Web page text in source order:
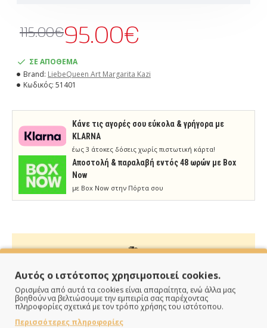
ΣΕ ΑΠΟΘΕΜΑ
Brand: LiebeQueen Art Margarita Kazi
Κωδικός: 51401
95.00€
115.00€
Κάνε τις αγορές σου εύκολα & γρήγορα με
KLARNA
έως 3 άτοκες δόσεις χωρίς πιστωτική κάρτα!
Aποστολή & παραλαβή εντός 48 ωρών με Box
Now
με Box Now στην Πόρτα σου
ΠΑΡΑΔΙΔΟΥΜΕ ΓΡΗΓΟΡΑ
Άμεση αποστολή της παραγγελίας σου σε 1 - 2 εργάσιμες
ημέρες
Αυτός ο ιστότοπος χρησιμοποιεί cookies.
Ορισμένα από αυτά τα cookies είναι απαραίτητα, ενώ άλλα μας
βοηθούν να βελτιώσουμε την εμπειρία σας παρέχοντας
πληροφορίες σχετικά με τον τρόπο χρήσης του ιστότοπου.
Περισσότερες πληροφορίες